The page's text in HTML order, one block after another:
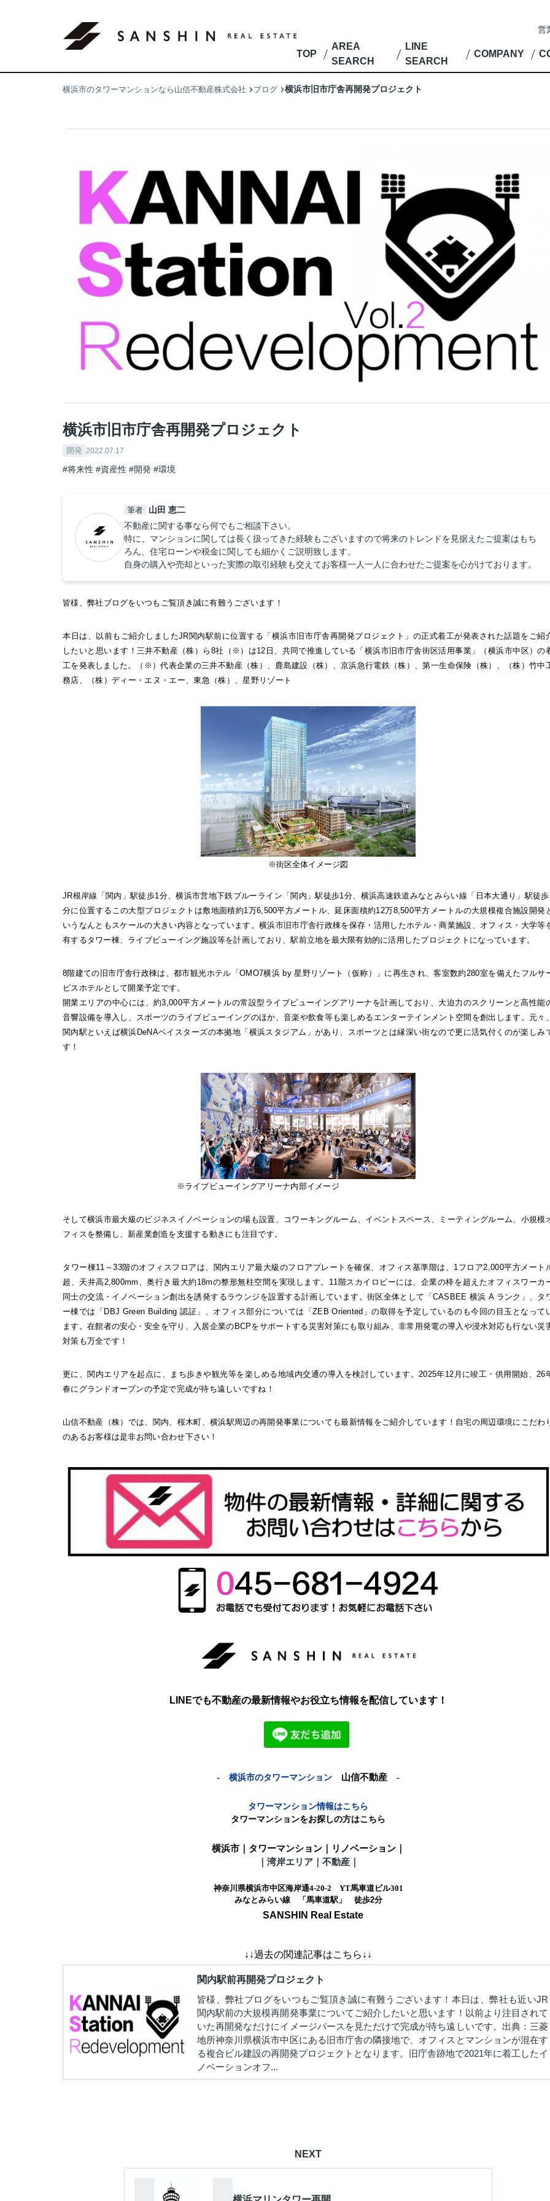
営
TOP
AREA
SEARCH
LINE
SEARCH
COMPANY
横浜市のタワーマンションなら山信不動産株式会社 ブログ 横浜市旧市庁舎再開発プロジェクト
横浜市旧市庁舎再開発プロジェクト
開発 2022.07.17
#将来性 #資産性 #開発 #環境
筆者
山田 恵二
不動産に関する事なら何でもご相談下さい。
特に、マンションに関しては長く扱ってきた経験もございますので将来のトレンドを見据えたご提案はもち
ろん、住宅ローンや税金に関しても細かくご説明致します。
自身の購入や売却といった実際の取引経験も交えてお客様一人一人に合わせたご提案を心がけております。
皆様、弊社ブログをいつもご覧頂き誠に有難うございます！
本日は、以前もご紹介しましたJR関内駅前に位置する「横浜市旧市庁舎再開発プロジェクト」の正式着工が発表された話題をご紹
したいと思います！三井不動産（株）ら8社（※）は12日、共同で推進している「横浜市旧市庁舎街区活用事業」（横浜市中区）の
工を発表しました。
（※）代表企業の三井不動産（株）、鹿島建設（株）、京浜急行電鉄（株）、第一生命保険（株）、（株）竹中
務店、（株）ディー・エヌ・エー、東急（株）、星野リゾート
※街区全体イメージ図
JR根岸線「関内」駅徒歩1分、横浜市営地下鉄ブルーライン「関内」駅徒歩1分、横浜高速鉄道みなとみらい線「日本大通り」駅徒
分に位置するこの大型プロジェクトは敷地面積約1万6,500平方メートル、延床面積約12万8,500平方メートルの大規模複合施設開発
いうなんともスケールの大きい内容となっています。横浜市旧市庁舎行政棟を保存・活用したホテル・商業施設、オフィス・大学等
有するタワー棟、ライブビューイング施設等を計画しており、駅前立地を最大限有効的に活用したプロジェクトになっています。
8階建ての旧市庁舎行政棟は、都市観光ホテル「OMO7横浜 by 星野リゾート（仮称）」に再生され、客室数約280室を備えたフルサ
ビスホテルとして開業予定です。
開業エリアの中心には、約3,000平方メートルの常設型ライブビューイングアリーナを計画しており、 大迫力のスクリーンと高性能
音響設備を導入し、スポーツのライブビューイングのほか、音楽や飲食等も楽しめるエンターテインメント空間を創出します。元々、
関内駅といえば横浜DeNAベイスターズの本拠地「横浜スタジアム」があり、スポーツとは縁深い街なので更に活気付くのが楽しみ
す！
※ライブビューイングアリーナ内部イメージ
そして横浜市最大級のビジネスイノベーションの場も設置、コワーキングルーム、イベントスペース、ミーティングルーム、小規模
フィスを整備し、新産業創造を支援する動きにも注目です。
タワー棟11～33階のオフィスフロアは、関内エリア最大級のフロアプレートを確保、オフィス基準階は、1フロア2,000平方メート
超、天井高2,800mm、奥行き最大約18mの整形無柱空間を実現します。11階スカイロビーには、企業の枠を超えたオフィスワーカ
同士の交流・イノベーション創出を誘発するラウンジを設置する計画しています。 街区全体として「CASBEE 横浜 A ランク」、タ
ー棟では「DBJ Green Building 認証」、オフィス部分については「ZEB Oriented」の取得を予定しているのも今回の目玉となって
ます。在館者の安心・安全を守り、入居企業のBCPをサポートする災害対策にも取り組み、非常用発電の導入や浸水対応も行ない災
対策も万全です！
更に、関内エリアを起点に、まち歩きや観光等を楽しめる地域内交通の導入を検討しています。2025年12月に竣工・供用開始、26
春にグランドオープンの予定で完成が待ち遠しいですね！
山信不動産（株）では、関内、桜木町、横浜駅周辺の再開発事業についても最新情報をご紹介しています！自宅の周辺環境にこだわ
のあるお客様は是非お問い合わせ下さい！
LINEでも不動産の最新情報やお役立ち情報を配信しています！
- 横浜市のタワーマンション 山信不動産 -
タワーマンション情報はこちら
タワーマンションをお探しの方はこちら
横浜市｜タワーマンション｜リノベーション｜
湾岸エリア｜不動産｜
神奈川県横浜市中区海岸通4-20-2 YT馬車道ビル301
みなとみらい線 「馬車道駅」 徒歩2分
SANSHIN Real Estate
↓↓過去の関連記事はこちら↓↓
関内駅前再開発プロジェクト
皆様、弊社ブログをいつもご覧頂き誠に有難うございます！本日は、弊社も近いJR
関内駅前の大規模再開発事業についてご紹介したいと思います！以前より注目されて
いた再開発なだけにイメージパースを見ただけで完成が待ち遠しいです。出典：三菱
地所神奈川県横浜市中区にある旧市庁舎の隣接地で、オフィスとマンションが混在す
る複合ビル建設の再開発プロジェクトとなります。旧庁舎跡地で2021年に着工したイ
ノベーションオフ...
NEXT